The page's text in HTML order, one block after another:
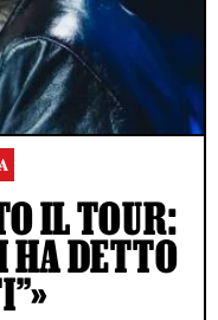
IL TOUR:
HA DETTO